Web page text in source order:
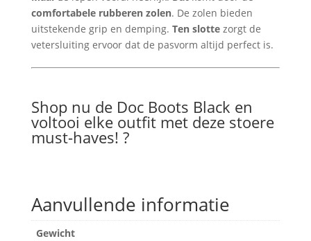
comfortabele rubberen zolen. De zolen bieden
uitstekende grip en demping. Ten slottezorgt de
vetersluiting ervoor dat de pasvorm altijd perfect is.
Shop nu de Doc Boots Black en
voltooi elke outfit met deze stoere
must-haves! ?
Aanvullende informatie
Gewicht